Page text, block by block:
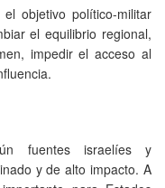
objetivo político-militar
el equilibrio regional,
impedir el acceso al
fuentes israelíes y
y de alto impacto. A